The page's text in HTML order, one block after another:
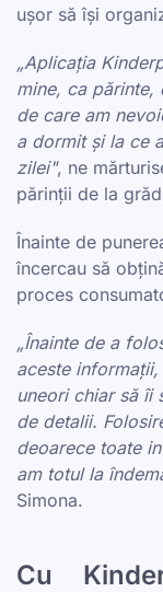
ușor să își
„Aplicația
mine, ca părinte,
de care am
a dormit și la ce
zilei", ne
părinții de la
Înainte de
încercau să
proces
„Înainte de a
aceste
uneori chiar să îi
de detalii.
deoarece toate
am totul la
Simona.
Cu